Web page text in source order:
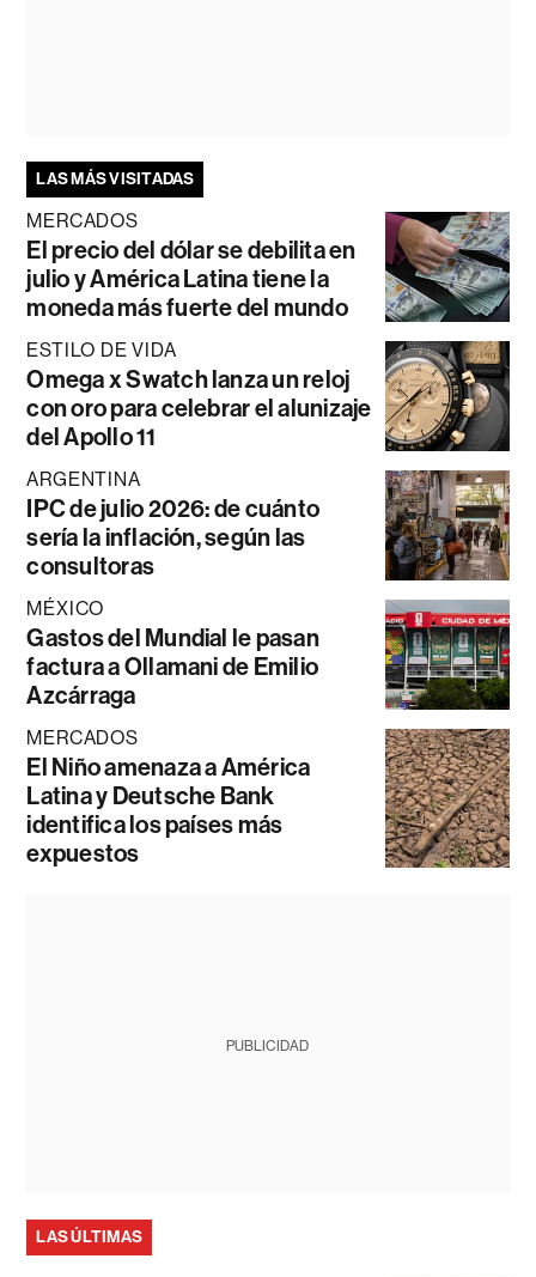
LAS MÁS VISITADAS
MERCADOS
El precio del dólar se debilita en
julio y América Latina tiene la
moneda más fuerte del mundo
ESTILO DE VIDA
Omega x Swatch lanza un reloj
con oro para celebrar el alunizaje
del Apollo 11
ARGENTINA
IPC de julio 2026: de cuánto
sería la inflación, según las
consultoras
MÉXICO
Gastos del Mundial le pasan
factura a Ollamani de Emilio
Azcárraga
MERCADOS
El Niño amenaza a América
Latina y Deutsche Bank
identifica los países más
expuestos
PUBLICIDAD
LAS ÚLTIMAS